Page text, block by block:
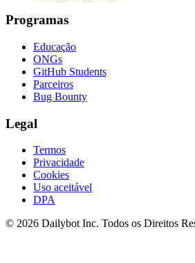
Programas
Educação
ONGs
GitHub Students
Parceiros
Bug Bounty
Legal
Termos
Privacidade
Cookies
Uso aceitável
DPA
© 2026 Dailybot Inc. Todos os Direitos